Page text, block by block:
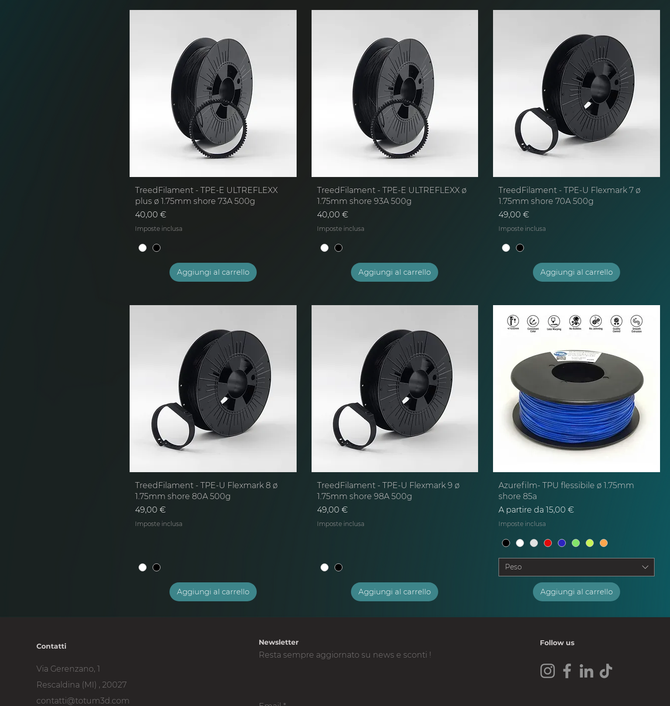
TreedFilament - TPE-E ULTREFLEXX
plus ø 1.75mm shore 73A 500g
Prezzo
40,00 €
Imposte inclusa
Aggiungi al carrello
TreedFilament - TPE-E ULTREFLEXX ø
1.75mm shore 93A 500g
Prezzo
40,00 €
Imposte inclusa
Aggiungi al carrello
TreedFilament - TPE-U Flexmark 7 ø
1.75mm shore 70A 500g
Prezzo
49,00 €
Imposte inclusa
Aggiungi al carrello
TreedFilament - TPE-U Flexmark 8 ø
1.75mm shore 80A 500g
Prezzo
49,00 €
Imposte inclusa
Aggiungi al carrello
TreedFilament - TPE-U Flexmark 9 ø
1.75mm shore 98A 500g
Prezzo
49,00 €
Imposte inclusa
Aggiungi al carrello
Azurefilm- TPU flessibile ø 1.75mm
shore 85a
A partire da15,00 €
Prezzo scontato
Imposte inclusa
Peso
Aggiungi al carrello
Contatti
Via Gerenzano, 1
Rescaldina (MI) , 20027
contatti@totum3d.com
Newsletter
Resta sempre aggiornato su news e sconti !
Follow us